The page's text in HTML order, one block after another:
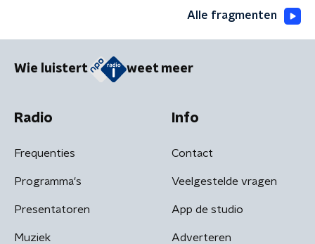
Alle fragmenten
Wie luistert weet meer
Radio
Frequenties
Programma's
Presentatoren
Muziek
Info
Contact
Veelgestelde vragen
App de studio
Adverteren